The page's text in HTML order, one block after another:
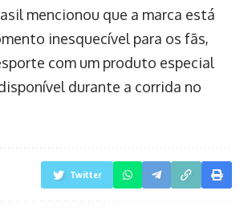
mencionou que a marca está
inesquecível para os fãs,
com um produto especial
durante a corrida no
Twitter